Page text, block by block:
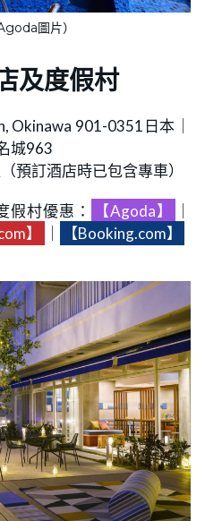
圖片）
及度假村
Okinawa 901-0351日本｜
城963
預訂酒店時已包含專車）
假村優惠： 【Agoda】
】 【Booking.com】